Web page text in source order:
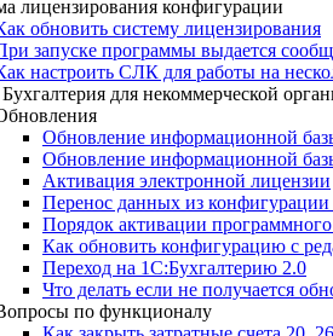
лицензирования конфигурации
обновить систему лицензирования
запуске программы выдается
настроить СЛК для работы на
для некоммерческой
Обновление информационной
Обновление информационной
Активация электронной лицензии
Перенос данных из
Порядок активации
Как обновить конфигурацию с
Переход на 1С:Бухгалтерию 2.0
Что делать если не получается
по функционалу